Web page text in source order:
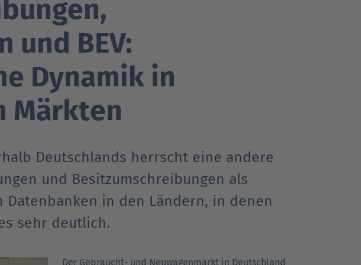
Support für Kunden
Support für Kunden
Nachrichten
E10-Kraftstoff?
XTL-
und BEV:
Dynamik in
Märkten
Deutschlands herrscht eine andere
und Besitzumschreibungen als
Datenbanken in den Ländern, in denen
sehr deutlich.
Der Gebraucht- und Neuwagenmarkt in Deutschland